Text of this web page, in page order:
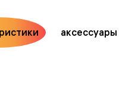
аксессуары